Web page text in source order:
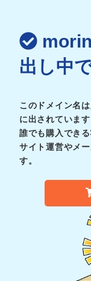
出し中
このドメイン名
に出されています
誰でも購入でき
サイト運営やメ
す。